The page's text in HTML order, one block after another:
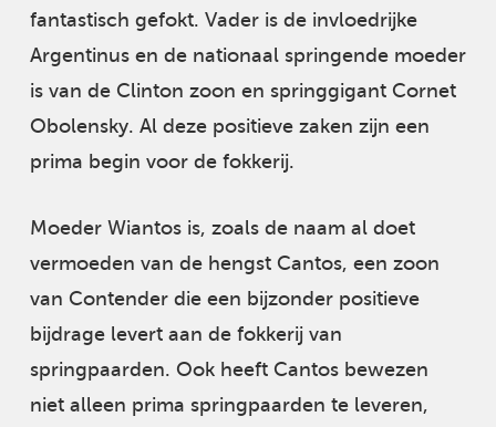
fantastisch gefokt. Vader is de invloedrijke
Argentinus en de nationaal springende moeder
is van de Clinton zoon en springgigant Cornet
Obolensky. Al deze positieve zaken zijn een
prima begin voor de fokkerij.
Moeder Wiantos is, zoals de naam al doet
vermoeden van de hengst Cantos, een zoon
van Contender die een bijzonder positieve
bijdrage levert aan de fokkerij van
springpaarden. Ook heeft Cantos bewezen
niet alleen prima springpaarden te leveren,